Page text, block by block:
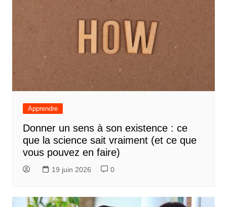
Apprendre
Donner un sens à son existence : ce
que la science sait vraiment (et ce que
vous pouvez en faire)
19 juin 2026 0